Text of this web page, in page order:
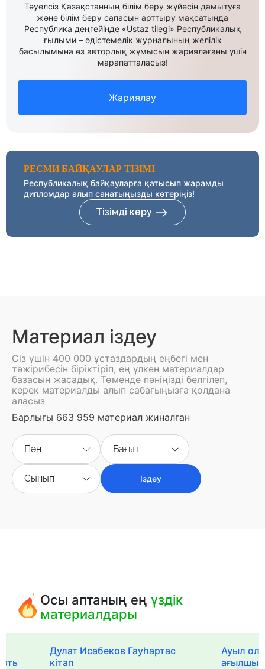
Тәуелсіз Қазақстанның білім беру жүйесін дамытуға
және білім беру сапасын арттыру мақсатында
Республика деңгейінде «Ustaz tilegi» Республикалық
ғылыми – әдістемелік журналының желілік
басылымына өз авторлық жұмысын жариялағаны үшін
марапатталасыз!
Жариялау
РЕСМИ БАЙҚАУЛАР ТІЗІМІ
Республикалық байқауларға қатысып жарамды
дипломдар алып санатыңызды көтеріңіз!
Тізімді көру
Материал іздеу
Сіз үшін 400 000 ұстаздардың еңбегі мен
тәжірибесін біріктіріп, ең үлкен материалдар
базасын жасадық. Төменде пәніңізді белгілеп,
керек материалды алып сабағыңызға қолдана
аласыз
Барлығы 663 959 материал жиналған
Пән Бағыт
Сынып Іздеу
Осы аптаның еңүздік
материалдары
Дулат Исабеков Гауһартас
кітап
Ауыл
ағылшын